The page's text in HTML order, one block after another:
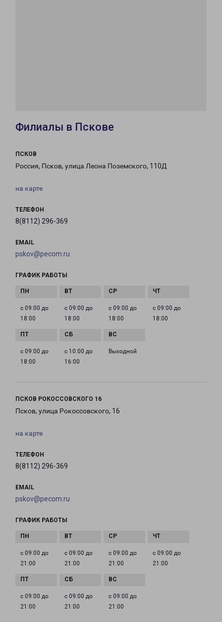
Филиалы в Пскове
ПСКОВ
Россия, Псков, улица Леона Поземского, 110Д
на карте
ТЕЛЕФОН
8(8112) 296-369
EMAIL
pskov@pecom.ru
ГРАФИК РАБОТЫ
с 09:00 до
18:00
с 09:00 до
18:00
с 09:00 до
18:00
с 09:00 до
18:00
с 09:00 до
18:00
с 10:00 до
16:00
Выходной
ПСКОВ РОКОССОВСКОГО 16
Псков, улица Рокоссовского, 16
на карте
ТЕЛЕФОН
8(8112) 296-369
EMAIL
pskov@pecom.ru
ГРАФИК РАБОТЫ
с 09:00 до
21:00
с 09:00 до
21:00
с 09:00 до
21:00
с 09:00 до
21:00
с 09:00 до
21:00
с 09:00 до
21:00
с 09:00 до
21:00